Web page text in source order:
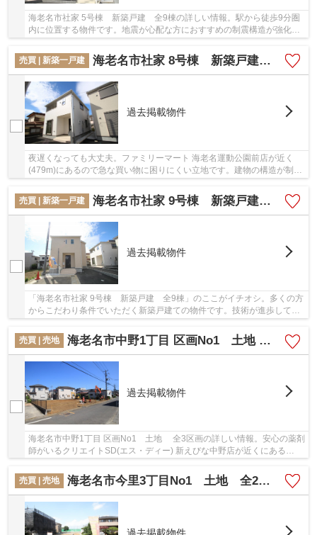
海老名市社家 5号棟 新築戸建 全9棟の詳しい情報。駅から徒歩9分圏
内に位置する物件です。地震が心配な方におすすめの制震構造が強化さ
売買 | 新築一戸建
海老名市社家 8号棟 新築戸建 全9棟【仲介手数料無料】
過去掲載物件
夜遅くなっても大丈夫。ファミリーマート 海老名運動公園前店が近く
(479m)にあるので急な買い物に困りにくい立地です。建物の構造が制震
売買 | 新築一戸建
海老名市社家 9号棟 新築戸建 全9棟【仲介手数料無料】
過去掲載物件
「海老名市社家 9号棟 新築戸建 全9棟」のここがイチオシ。多くの方
からこだわり条件でいただく新築戸建ての物件です。技術が進歩してき
ている制震構造で、地震を防いでくれます。駅...
売買 | 売地
海老名市中野1丁目 区画No1 土地 全3区画【仲介手数料無料】
過去掲載物件
海老名市中野1丁目 区画No1 土地 全3区画の詳しい情報。安心の薬剤
師がいるクリエイトSD(エス・ディー) 新えびな中野店が近くにある
売買 | 売地
海老名市今里3丁目No1 土地 全2区画【仲介手数料無料】